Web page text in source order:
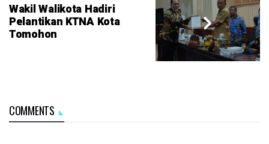
Wakil Walikota Hadiri
Pelantikan KTNA Kota
Tomohon
COMMENTS